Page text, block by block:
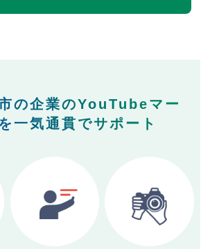
の企業のYouTubeマー
一気通貫でサポート